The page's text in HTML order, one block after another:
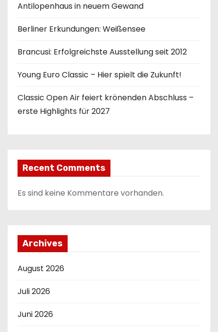
Antilopenhaus in neuem Gewand
Berliner Erkundungen: Weißensee
Brancusi: Erfolgreichste Ausstellung seit 2012
Young Euro Classic – Hier spielt die Zukunft!
Classic Open Air feiert krönenden Abschluss –
erste Highlights für 2027
Recent Comments
Es sind keine Kommentare vorhanden.
Archives
August 2026
Juli 2026
Juni 2026